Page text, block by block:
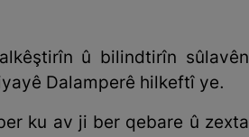
û bilindtirîn sûlavên
Dalamperê hilkeftî ye.
ku av ji ber qebare û zexta